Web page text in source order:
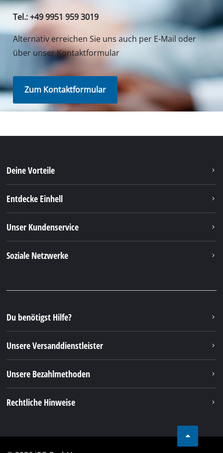
Tel.: +49 9951 959 3019
Alternativ erreichen Sie uns auch per E-Mail oder
über unser Kontaktformular
Zum Kontaktformular
Deine Vorteile
Entdecke Einhell
Unser Kundenservice
Soziale Netzwerke
Du benötigst Hilfe?
Unsere Versanddienstleister
Unsere Bezahlmethoden
Rechtliche Hinweise